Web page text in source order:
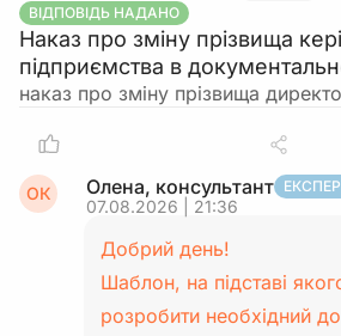
ВІДПОВІДЬ НАДАНО
Наказ про зміну прізвища
підприємства в
наказ про зміну прізвища
ОК Олена, консультант
07.08.2026 | 21:36
Добрий день!
Шаблон, на підставі
розробити необхідний